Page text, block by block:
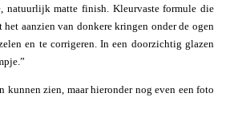
natuurlijk matte finish. Kleurvaste formule die
aanzien van donkere kringen onder de ogen
en te corrigeren. In een doorzichtig glazen
kunnen zien, maar hieronder nog even een foto